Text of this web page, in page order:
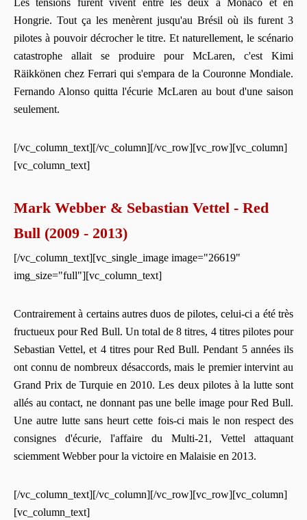
Les tensions furent vivent entre les deux à Monaco et en
Hongrie. Tout ça les menèrent jusqu'au Brésil où ils furent 3
pilotes à pouvoir décrocher le titre. Et naturellement, le scénario
catastrophe allait se produire pour McLaren, c'est Kimi
Räikkönen chez Ferrari qui s'empara de la Couronne Mondiale.
Fernando Alonso quitta l'écurie McLaren au bout d'une saison
seulement.
[/vc_column_text][/vc_column][/vc_row][vc_row][vc_column]
[vc_column_text]
Mark Webber & Sebastian Vettel - Red
Bull (2009 - 2013)
[/vc_column_text][vc_single_image image="26619"
img_size="full"][vc_column_text]
Contrairement à certains autres duos de pilotes, celui-ci a été très
fructueux pour Red Bull. Un total de 8 titres, 4 titres pilotes pour
Sebastian Vettel, et 4 titres pour Red Bull. Pendant 5 années ils
ont connu de nombreux désaccords, mais le premier intervint au
Grand Prix de Turquie en 2010. Les deux pilotes à la lutte sont
allés au contact, ne donnant pas une belle image pour Red Bull.
Une autre lutte sans heurt cette fois-ci mais le non respect des
consignes d'écurie, l'affaire du Multi-21, Vettel attaquant
sciemment Webber pour la victoire en Malaisie en 2013.
[/vc_column_text][/vc_column][/vc_row][vc_row][vc_column]
[vc_column_text]